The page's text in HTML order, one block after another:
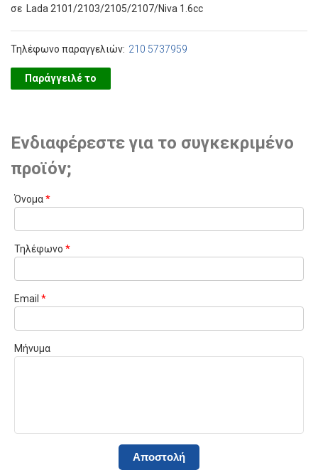
σε Lada 2101/2103/2105/2107/Niva 1.6cc
Τηλέφωνο παραγγελιών: 210 5737959
Παράγγειλέ το
Ενδιαφέρεστε για το συγκεκριμένο
προϊόν;
Όνομα*
Τηλέφωνο *
Email *
Μήνυμα